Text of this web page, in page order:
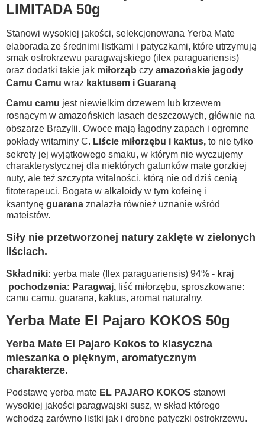
LIMITADA 50g
Stanowi wysokiej jakości, selekcjonowana Yerba Mate
elaborada ze średnimi listkami i patyczkami, które utrzymują
smak ostrokrzewu paragwajskiego (ilex paraguariensis)
oraz dodatki takie jak miłorząb czy amazońskie jagody
Camu Camu wraz kaktusem i Guaraną
Camu camu jest niewielkim drzewem lub krzewem
rosnącym w amazońskich lasach deszczowych, głównie na
obszarze Brazylii. Owoce mają łagodny zapach i ogromne
pokłady witaminy C. Liście miłorzębu i kaktus, to nie tylko
sekrety jej wyjątkowego smaku, w którym nie wyczujemy
charakterystycznej dla niektórych gatunków mate gorzkiej
nuty, ale też szczypta witalności, którą nie od dziś cenią
fitoterapeuci. Bogata w alkaloidy w tym kofeinę i
ksantynę guarana znalazła również uznanie wśród
mateistów.
Siły nie przetworzonej natury zaklęte w zielonych
liściach.
Składniki: yerba mate (Ilex paraguariensis) 94% - kraj
pochodzenia: Paragwaj, liść miłorzębu, sproszkowane:
camu camu, guarana, kaktus, aromat naturalny.
Yerba Mate El Pajaro KOKOS 50g
Yerba Mate El Pajaro Kokos to klasyczna
mieszanka o pięknym, aromatycznym
charakterze.
Podstawę yerba mate EL PAJARO KOKOS stanowi
wysokiej jakości paragwajski susz, w skład którego
wchodzą zarówno listki jak i drobne patyczki ostrokrzewu.